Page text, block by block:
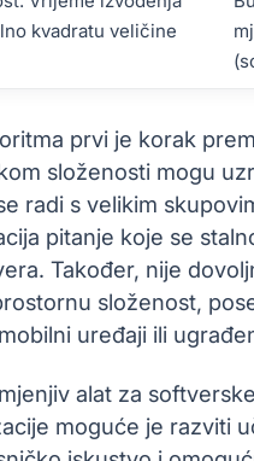
kvadratu veličine
prvi je korak
složenosti mogu
radi s velikim
pitanje koje se
Također, nije
složenost,
uređaji ili
alat za
moguće je razviti